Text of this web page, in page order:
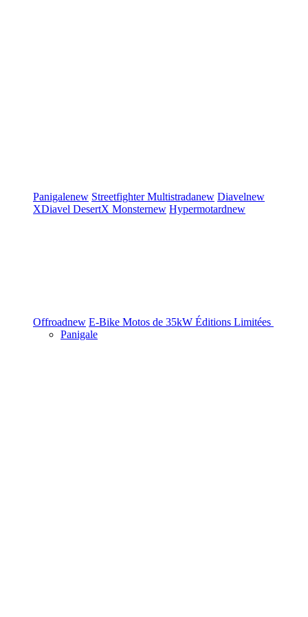
Panigalenew StreetfighterMultistradanew Diavelnew
XDiavel DesertX Monsternew Hypermotardnew
Offroadnew E-Bike Motos de 35kW Éditions Limitées
Panigale